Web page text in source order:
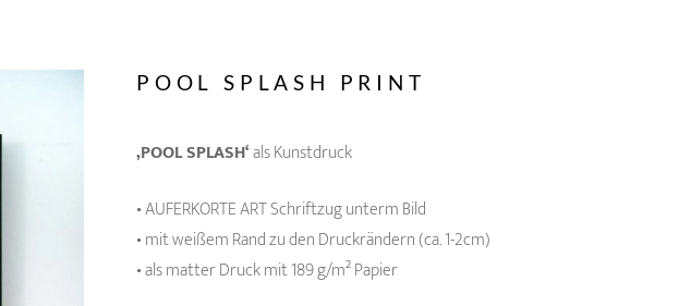
POOL SPLASH PRINT
‚POOL SPLASH‘als Kunstdruck
• AUFERKORTE ART Schriftzug unterm Bild
• mit weißem Rand zu den Druckrändern (ca. 1-2cm)
• als matter Druck mit 189 g/m² Papier